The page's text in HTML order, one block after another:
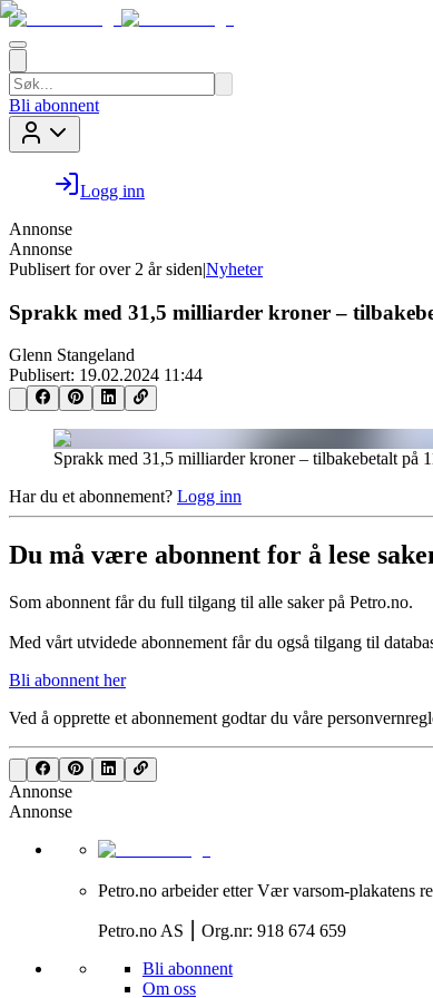
Bli abonnent
Logg inn
Annonse
Annonse
Publisert for over 2 år siden|Nyheter
Sprakk med 31,5 milliarder kroner –
Glenn Stangeland
Publisert: 19.02.2024 11:44
Sprakk med 31,5 milliarder kroner – tilbakebetalt på
Har du et abonnement? Logg inn
Du må være abonnent for å lese
Som abonnent får du full tilgang til alle saker på Petro.no.
Med vårt utvidede abonnement får du også tilgang til
Bli abonnent her
Ved å opprette et abonnement godtar du våre
Annonse
Annonse
Petro.no arbeider etter Vær varsom-plakatens
Petro.no AS ⎮ Org.nr: 918 674 659
Bli abonnent
Om oss